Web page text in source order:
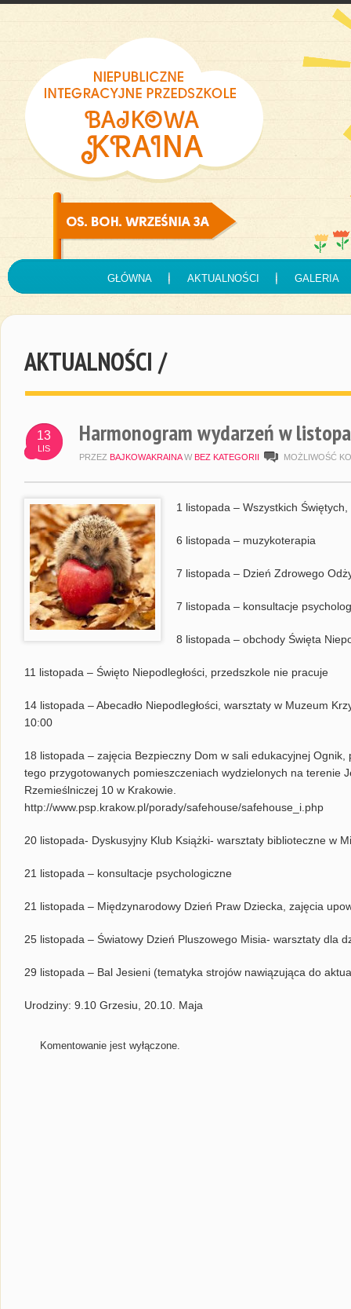
GŁÓWNA AKTUALNOŚCI GALERIA
AKTUALNOŚCI /
13
LIS
Harmonogram wydarzeń w
PRZEZ BAJKOWAKRAINA W BEZ KATEGORII MOŻLIWOŚĆ
1 listopada – Wszystkich
6 listopada – muzykoterapia
7 listopada – Dzień Zdrowego
7 listopada – konsultacje
8 listopada – obchody Święta
11 listopada – Święto Niepodległości, przedszkole nie pracuje
14 listopada – Abecadło Niepodległości, warsztaty w Muzeum
10:00
18 listopada – zajęcia Bezpieczny Dom w sali edukacyjnej
tego przygotowanych pomieszczeniach wydzielonych na terenie
Rzemieślniczej 10 w Krakowie.
http://www.psp.krakow.pl/porady/safehouse/safehouse_i.php
20 listopada- Dyskusyjny Klub Książki- warsztaty biblioteczne w
21 listopada – konsultacje psychologiczne
21 listopada – Międzynarodowy Dzień Praw Dziecka, zajęcia
25 listopada – Światowy Dzień Pluszowego Misia- warsztaty dla
29 listopada – Bal Jesieni (tematyka strojów nawiązująca do
Urodziny: 9.10 Grzesiu, 20.10. Maja
Komentowanie jest wyłączone.